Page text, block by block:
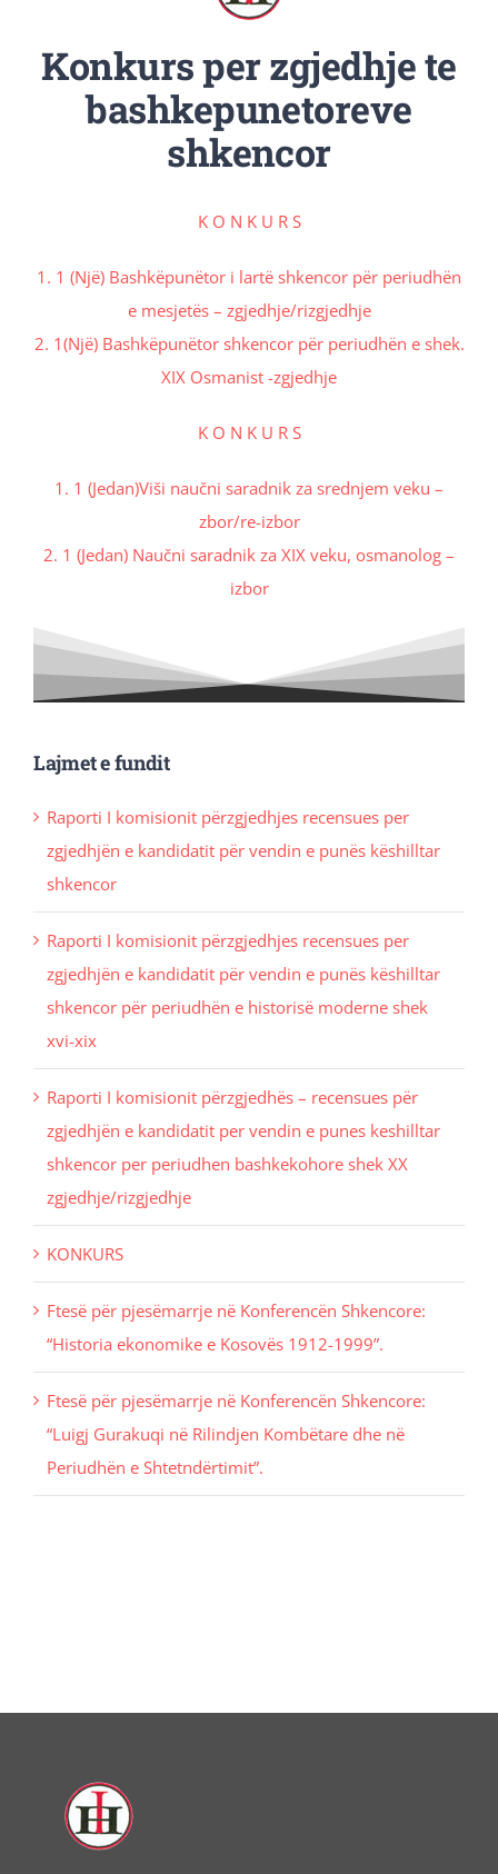
Njoftimet & Konkurset
Konkurs per zgjedhje te
bashkepunetoreve
shkencor
K O N K U R S
1. 1 (Një) Bashkëpunëtor i lartë shkencor për periudhën
e mesjetës – zgjedhje/rizgjedhje
2. 1(Një) Bashkëpunëtor shkencor për periudhën e shek.
XIX Osmanist -zgjedhje
K O N K U R S
1. 1 (Jedan)Viši naučni saradnik za srednjem veku –
zbor/re-izbor
2. 1 (Jedan) Naučni saradnik za XIX veku, osmanolog –
izbor
Lajmet e fundit
Raporti I komisionit përzgjedhjes recensues per
zgjedhjën e kandidatit për vendin e punës këshilltar
shkencor
Raporti I komisionit përzgjedhjes recensues per
zgjedhjën e kandidatit për vendin e punës këshilltar
shkencor për periudhën e historisë moderne shek
xvi-xix
Raporti I komisionit përzgjedhës – recensues për
zgjedhjën e kandidatit per vendin e punes keshilltar
shkencor per periudhen bashkekohore shek XX
zgjedhje/rizgjedhje
KONKURS
Ftesë për pjesëmarrje në Konferencën Shkencore:
“Historia ekonomike e Kosovës 1912-1999”.
Ftesë për pjesëmarrje në Konferencën Shkencore:
“Luigj Gurakuqi në Rilindjen Kombëtare dhe në
Periudhën e Shtetndërtimit”.